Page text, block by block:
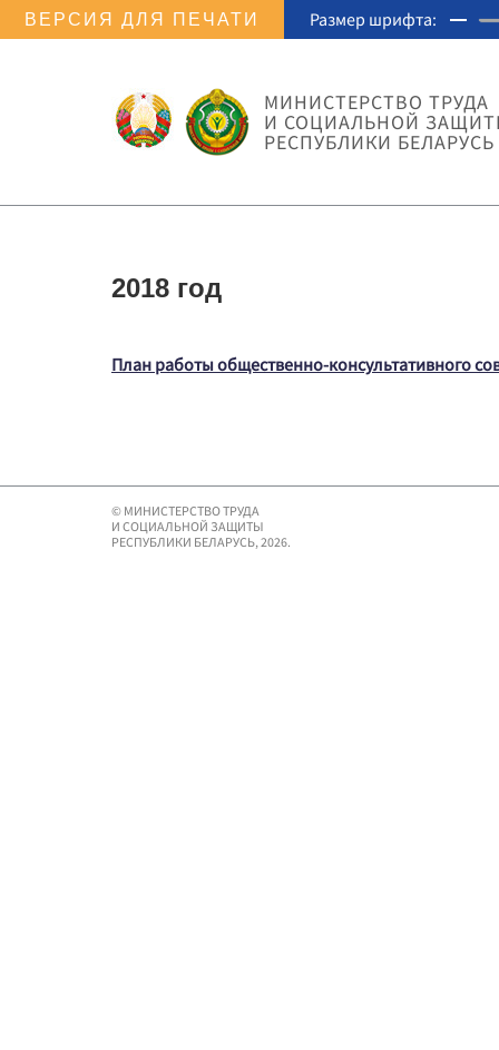
ВЕРСИЯ ДЛЯ ПЕЧАТИ Размер шрифта:
МИНИСТЕРСТВО ТРУДА
И СОЦИАЛЬНОЙ
РЕСПУБЛИКИ БЕЛАРУСЬ
2018 год
План работы общественно-консультативного
© МИНИСТЕРСТВО ТРУДА
И СОЦИАЛЬНОЙ ЗАЩИТЫ
РЕСПУБЛИКИ БЕЛАРУСЬ, 2026.